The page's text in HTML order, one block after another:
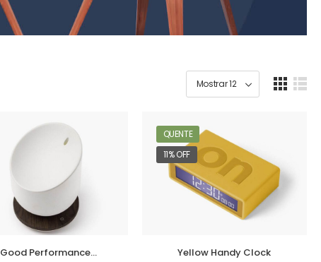
Good Performance
QUENTE
11% OFF
Yellow Handy Clock